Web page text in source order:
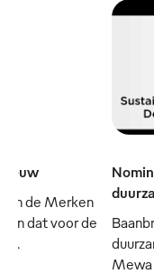
eeuw
de Merken
en dat voor de
rij.